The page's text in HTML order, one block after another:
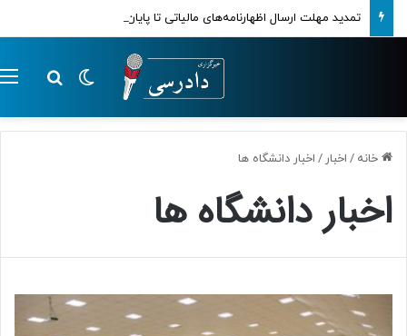
تمدید مهلت ارسال اظهارنامه‌های مالیاتی تا پایان تابستان 1405
تغییر پوسته
خانه / اخبار / اخبار دانشگاه ها
اخبار دانشگاه ها